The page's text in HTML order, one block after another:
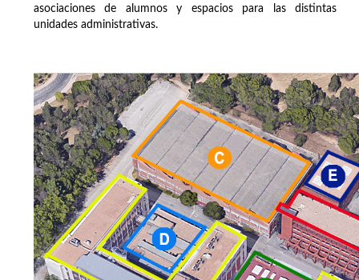
asociaciones de alumnos y espacios para las distintas
unidades administrativas.